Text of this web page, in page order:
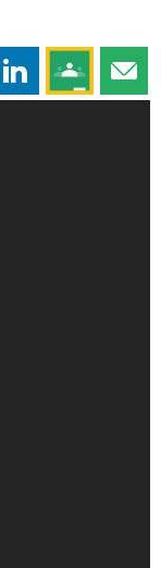
page sur
cette page sur X
Partager cette
Partagez